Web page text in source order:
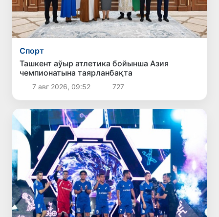
Спорт
Ташкент аўыр атлетика бойынша Азия
чемпионатына таярланбақта
7 авг 2026, 09:52 727